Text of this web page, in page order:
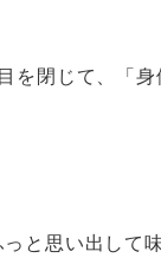
閉じて、「
と思い出して